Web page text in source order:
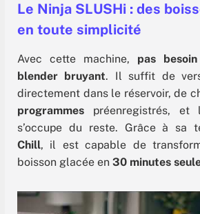
Le Ninja SLUSHi : des
en toute simplicité
Avec cette machine, pas
blender bruyant. Il suffit de
directement dans le réservoir, de
programmes préenregistrés, et
s’occupe du reste. Grâce à sa
Chill, il est capable de
boisson glacée en 30 minutes